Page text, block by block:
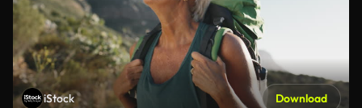
iStock Download